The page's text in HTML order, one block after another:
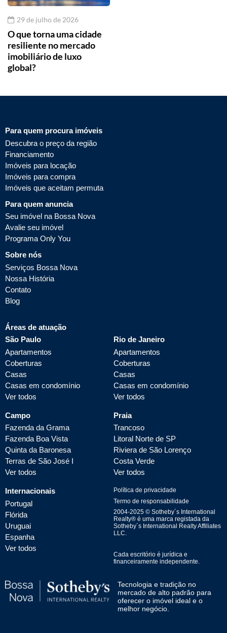
29 de julho de 2026
O que torna uma cidade
resiliente no mercado
imobiliário de luxo
global?
Para quem procura imóveis
Descubra o preço da região
Financiamento
Imóveis para locação
Imóveis para compra
Imóveis que aceitam permuta
Para quem anuncia
Seu imóvel na Bossa Nova
Avalie seu imóvel
Programa Only You
Sobre nós
Serviços Bossa Nova
Nossa História
Contato
Blog
Áreas de atuação
São Paulo
Apartamentos
Coberturas
Casas
Casas em condomínio
Ver todos
Rio de Janeiro
Apartamentos
Coberturas
Casas
Casas em condomínio
Ver todos
Campo
Fazenda da Grama
Fazenda Boa Vista
Quinta da Baronesa
Terras de São José I
Ver todos
Praia
Trancoso
Litoral Norte de SP
Riviera de São Lorenço
Costa Verde
Ver todos
Internacionais
Portugal
Flórida
Uruguai
Espanha
Ver todos
Política de privacidade
Termo de responsabilidade
2004-2025 © Sotheby´s International
Realty® é uma marca registada da
Sotheby´s International Realty Affiliates
LLC.
Cada escritório é jurídica e
financeiramente independente.
Tecnologia e tradição no
mercado de alto padrão para
oferecer o imóvel ideal e o
melhor negócio.